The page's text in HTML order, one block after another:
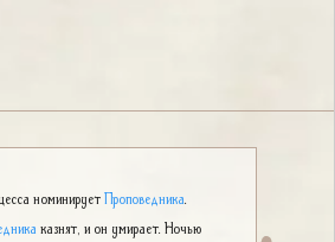
номинируетПроповедника.
казнят, и он умирает. Ночью